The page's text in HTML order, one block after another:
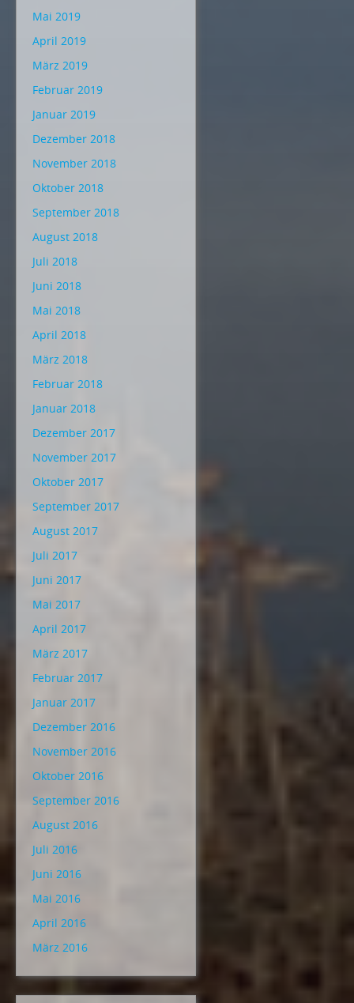
Mai 2019
April 2019
März 2019
Februar 2019
Januar 2019
Dezember 2018
November 2018
Oktober 2018
September 2018
August 2018
Juli 2018
Juni 2018
Mai 2018
April 2018
März 2018
Februar 2018
Januar 2018
Dezember 2017
November 2017
Oktober 2017
September 2017
August 2017
Juli 2017
Juni 2017
Mai 2017
April 2017
März 2017
Februar 2017
Januar 2017
Dezember 2016
November 2016
Oktober 2016
September 2016
August 2016
Juli 2016
Juni 2016
Mai 2016
April 2016
März 2016